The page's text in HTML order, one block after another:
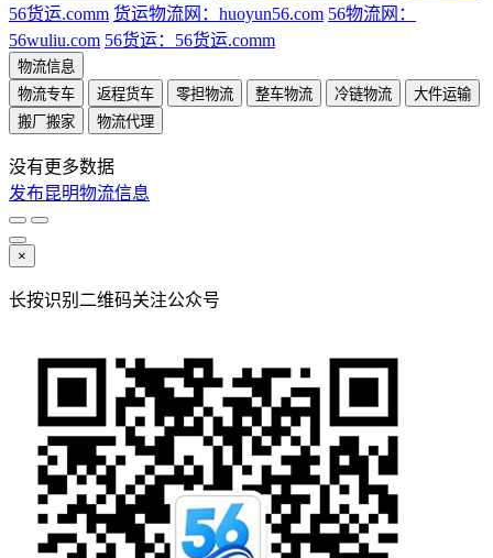
56货运.comm 货运物流网：huoyun56.com 56物流网：
56wuliu.com 56货运：56货运.comm
物流信息
物流专车
返程货车 零担物流 整车物流 冷链物流
大件运输
搬厂搬家
物流代理
没有更多数据
发布昆明物流信息
×
长按识别二维码关注公众号